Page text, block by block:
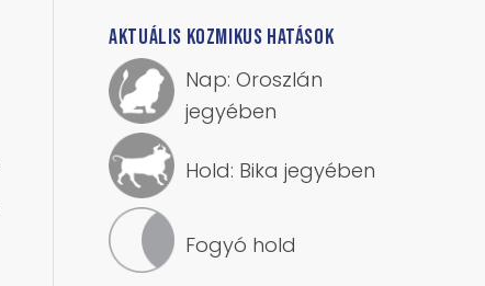
AKTUÁLIS KOZMIKUS HATÁSOK
Nap: Oroszlán
jegyében
Hold: Bika jegyében
Fogyó hold